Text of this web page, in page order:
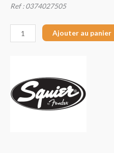
Ref : 0374027505
Ajouter au panier